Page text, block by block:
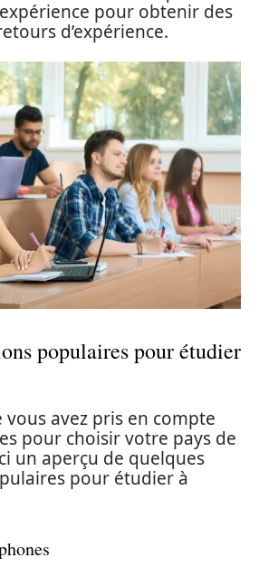
pour obtenir des
d’expérience.
populaires pour étudier
avez pris en compte
pour choisir votre pays de
un aperçu de quelques
pour étudier à